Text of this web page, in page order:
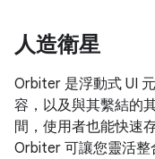
人造衛星
Orbiter 是浮動式 UI
容，以及與其繫結的
間，使用者也能快速
Orbiter 可讓您靈活整